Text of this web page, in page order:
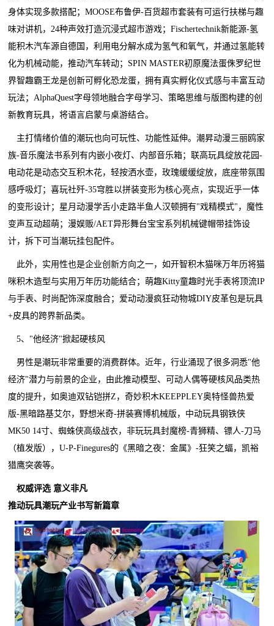
身体实现多款搭配；MOOSE布鲁伊-百货超市套装有可运行扶梯与趣
味对讲机，24种声效打造沉浸式超市游戏；Fischertechnik新能源-氢
能积木汽车源自德国，利用电分解水成为氢气和氧气，并通过氢能转
化为机械动能，推动汽车转动；SPIN MASTER初原魔法蛋侏罗纪世
界智趣霸王龙是创新可孵化恐龙蛋，拥有真实孵化仪式感与丰富互动
玩法；AlphaQuest字母领地融合字母学习、策略思维与版图构建的创
新教育玩具，将语言启蒙与桌游结合。
主打情绪价值的潮玩也向可玩性、功能性延伸。潮昇动漫三丽鸥家
族-音乐魔法书系列有内嵌小夜灯、内部音乐箱；联高玩具绽放花园-
电动花是动态交互积木花，轻按洒水壶，玫瑰缓缓绽放，底座带氛围
感呼吸灯；喜玩社歼-35穹胜以拼装变形为核心亮点，实现近乎一体
的变形设计；星月动漫学舌小走路半鱼人汉顿拥有"戏精模式"，魔性
变声互动超萌；漫娱贩/AET异形舞台宝宝系列机械键帽带挂饰设
计，拆下可当潮玩挂包配件。
此外，实用性也是企业创新方向之一，如开智积木猫咪万年历将猫
咪积木造型与实用万年历功能结合；萌趣Kitty童趣时光手表将顶流IP
与手表、时尚配饰深度融合；爱动动漫疯狂动物城DIY皮革包是玩具
+皮具的跨界新品类。
5、"他经济"掀起硬核风
男性是潮玩非常重要的消费群体。近年，行业涌现了很多洞悉"他
经济"潜力与前景的企业，由此推动模型、可动人偶等硬核风品类热
度的提升，如奥迪双钻铠拼Z，奇妙积木KEEPPLEY奥特怪兽热爱
版-黑暗路基艾尔，野想米奇-拼装赛博机械版，中动玩具钢铁侠
MK50 14寸、蜘蛛侠高级战衣，非玩玩具封魔榜-青狮精、镖人-刀马
（植发版），U-P-Finegures的《黑暗之夜：金属》-狂笑之蝠，凯裕
猎鹰突袭等。
权威评选 意义非凡
推动玩具潮玩产业书写新篇章